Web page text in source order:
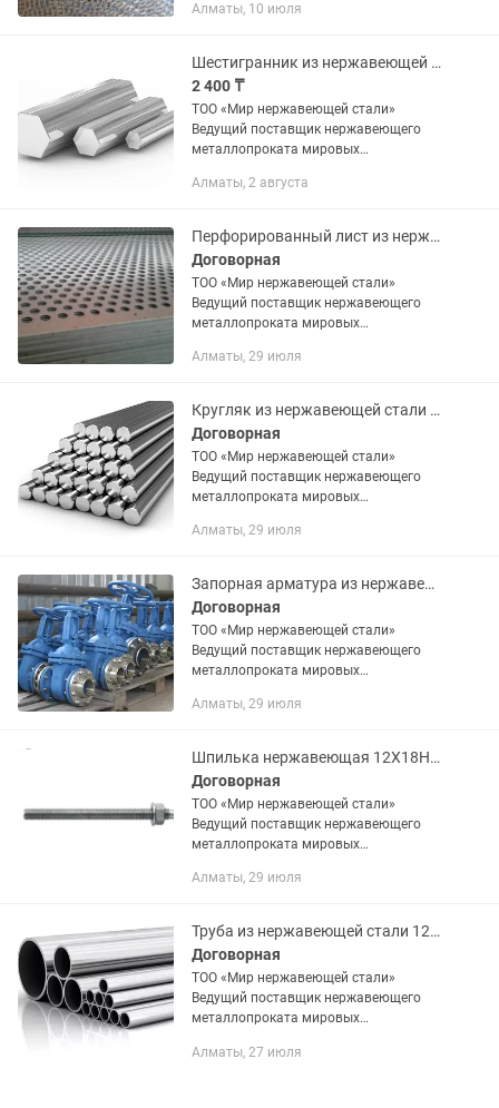
цена договорная
Алматы, 10 июля
Шестигранник из нержавеющей стали 12Х18Н10Т
2 400 ₸
ТОО «Мир нержавеющей стали»
Ведущий поставщик нержавеющего
металлопроката мировых
Основными критериями компании
приемлемые цены. В...
Алматы, 2 августа
Перфорированный лист из нержавеющей стали
Договорная
ТОО «Мир нержавеющей стали»
Ведущий поставщик нержавеющего
металлопроката мировых
Основными критериями компании
приемлемые цены. В...
Алматы, 29 июля
Кругляк из нержавеющей стали AISI:201, 304, 321
Договорная
ТОО «Мир нержавеющей стали»
Ведущий поставщик нержавеющего
металлопроката мировых
Основными критериями компании
приемлемые цены. В...
Алматы, 29 июля
Запорная арматура из нержавеющей стали
Договорная
ТОО «Мир нержавеющей стали»
Ведущий поставщик нержавеющего
металлопроката мировых
Основными критериями компании
приемлемые цены. В...
Алматы, 29 июля
Шпилька нержавеющая 12Х18Н10Т
Договорная
ТОО «Мир нержавеющей стали»
Ведущий поставщик нержавеющего
металлопроката мировых
Основными критериями компании
приемлемые цены. В...
Алматы, 29 июля
Труба из нержавеющей стали 12Х18Н10Т, AISI 201, 304, 321
Договорная
ТОО «Мир нержавеющей стали»
Ведущий поставщик нержавеющего
металлопроката мировых
Основными критериями компании
Алматы, 27 июля